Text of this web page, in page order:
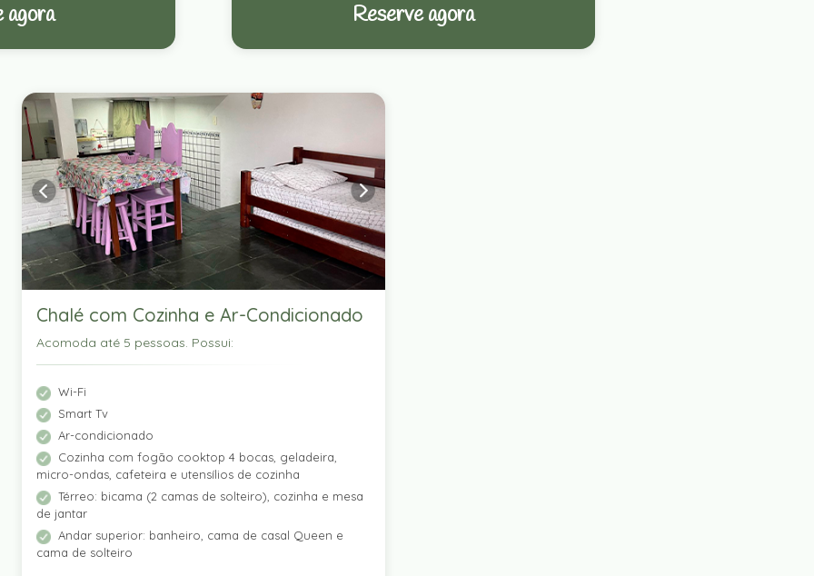
agora Reserve agora
Chalé com Cozinha e Ar-Condicionado
Acomoda até 5 pessoas. Possui:
Wi-Fi
Smart Tv
Ar-condicionado
Cozinha com fogão cooktop 4 bocas, geladeira,
micro-ondas, cafeteira e utensílios de cozinha
Térreo: bicama (2 camas de solteiro), cozinha e mesa
de jantar
Andar superior: banheiro, cama de casal Queen e
cama de solteiro